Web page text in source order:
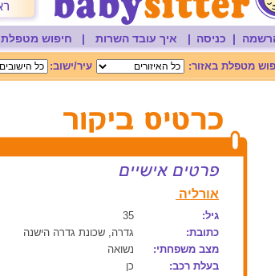
| כניסה | איך עובד השרות | חיפוש מטפלת
מטפלת באזור: עיר/ישוב:
אורליה
גיל:
35
כתובת:
גדרה, שכונת גדרה הישנה
מצב משפחתי:
נשואה
בעלת רכב:
כן